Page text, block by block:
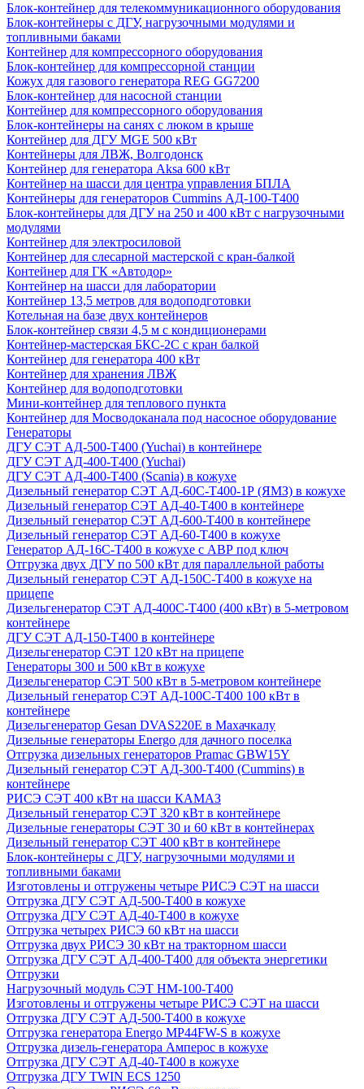
Блок-контейнер для телекоммуникационного оборудования
Блок-контейнеры с ДГУ, нагрузочными модулями и
топливными баками
Контейнер для компрессорного оборудования
Блок-контейнер для компрессорной станции
Кожух для газового генератора REG GG7200
Блок-контейнер для насосной станции
Контейнер для компрессорного оборудования
Блок-контейнеры на санях с люком в крыше
Контейнер для ДГУ MGE 500 кВт
Контейнеры для ЛВЖ, Волгодонск
Контейнер для генератора Aksa 600 кВт
Контейнер на шасси для центра управления БПЛА
Контейнеры для генераторов Cummins АД-100-Т400
Блок-контейнеры для ДГУ на 250 и 400 кВт с нагрузочными
модулями
Контейнер для электросиловой
Контейнер для слесарной мастерской с кран-балкой
Контейнер для ГК «Автодор»
Контейнер на шасси для лаборатории
Контейнер 13,5 метров для водоподготовки
Котельная на базе двух контейнеров
Блок-контейнер связи 4,5 м с кондиционерами
Контейнер-мастерская БКС-2С с кран балкой
Контейнер для генератора 400 кВт
Контейнер для хранения ЛВЖ
Контейнер для водоподготовки
Мини-контейнер для теплового пункта
Контейнер для Мосводоканала под насосное оборудование
Генераторы
ДГУ СЭТ АД-500-Т400 (Yuchai) в контейнере
ДГУ СЭТ АД-400-Т400 (Yuchai)
ДГУ СЭТ АД-400-Т400 (Scania) в кожухе
Дизельный генератор СЭТ АД-60С-Т400-1Р (ЯМЗ) в кожухе
Дизельный генератор СЭТ АД-40-Т400 в контейнере
Дизельный генератор СЭТ АД-600-Т400 в контейнере
Дизельный генератор СЭТ АД-60-Т400 в кожухе
Генератор АД-16С-Т400 в кожухе с АВР под ключ
Отгрузка двух ДГУ по 500 кВт для параллельной работы
Дизельный генератор СЭТ АД-150С-Т400 в кожухе на
прицепе
Дизельгенератор СЭТ АД-400С-Т400 (400 кВт) в 5-метровом
контейнере
ДГУ СЭТ АД-150-Т400 в контейнере
Дизельгенератор СЭТ 120 кВт на прицепе
Генераторы 300 и 500 кВт в кожухе
Дизельгенератор СЭТ 500 кВт в 5-метровом контейнере
Дизельный генератор СЭТ АД-100С-Т400 100 кВт в
контейнере
Дизельгенератор Gesan DVAS220E в Махачкалу
Дизельные генераторы Energo для дачного поселка
Отгрузка дизельных генераторов Pramac GВW15Y
Дизельный генератор СЭТ АД-300-Т400 (Cummins) в
контейнере
РИСЭ СЭТ 400 кВт на шасси КАМАЗ
Дизельный генератор СЭТ 320 кВт в контейнере
Дизельные генераторы СЭТ 30 и 60 кВт в контейнерах
Дизельный генератор СЭТ 400 кВт в контейнере
Блок-контейнеры с ДГУ, нагрузочными модулями и
топливными баками
Изготовлены и отгружены четыре РИСЭ СЭТ на шасси
Отгрузка ДГУ СЭТ АД-500-Т400 в кожухе
Отгрузка ДГУ СЭТ АД-40-Т400 в кожухе
Отгрузка четырех РИСЭ 60 кВт на шасси
Отгрузка двух РИСЭ 30 кВт на тракторном шасси
Отгрузка ДГУ СЭТ АД-400-Т400 для объекта энергетики
Отгрузки
Нагрузочный модуль СЭТ НМ-100-Т400
Изготовлены и отгружены четыре РИСЭ СЭТ на шасси
Отгрузка ДГУ СЭТ АД-500-Т400 в кожухе
Отгрузка генератора Energo MP44FW-S в кожухе
Отгрузка дизель-генератора Амперос в кожухе
Отгрузка ДГУ СЭТ АД-40-Т400 в кожухе
Отгрузка ДГУ TWIN ECS 1250